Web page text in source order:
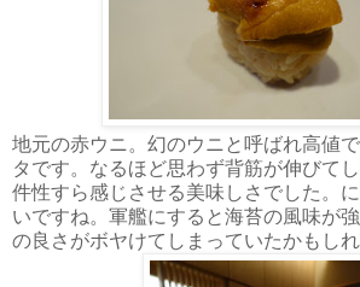
地元の赤ウニ。幻のウニと呼ばれ高値
タです。なるほど思わず背筋が伸びて
件性すら感じさせる美味しさでした。
いですね。軍艦にすると海苔の風味が
の良さがボヤけてしまっていたかもしれ